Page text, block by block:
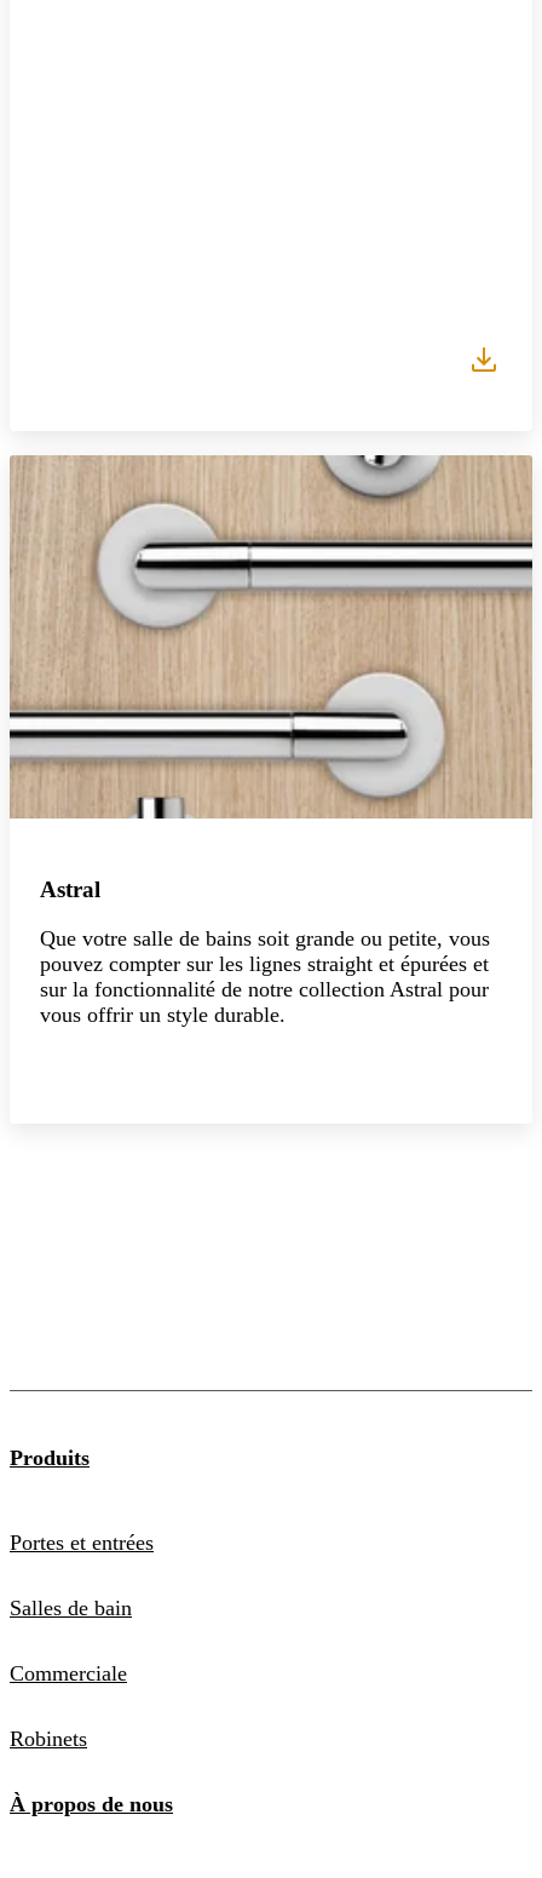
Astral
Que votre salle de bains soit grande ou petite, vous
pouvez compter sur les lignes straight et épurées et
sur la fonctionnalité de notre collection Astral pour
vous offrir un style durable.
Produits
Portes et entrées
Salles de bain
Commerciale
Robinets
À propos de nous